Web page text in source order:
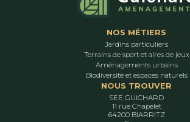
NOS MÉTIERS
Jardins particuliers
Terrains de sport et aires de jeux
Aménagements urbains
Biodiversité et espaces naturels
NOUS TROUVER
SEE GUICHARD
11 rue Chapelet
64200 BIARRITZ